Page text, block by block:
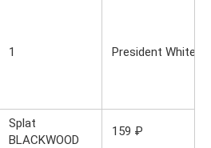
1 President White
Splat
BLACKWOOD
159 ₽